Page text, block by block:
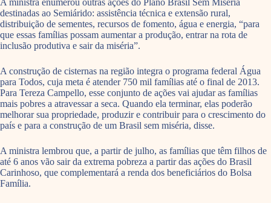
A ministra enumerou outras ações do Plano Brasil Sem Miséria
destinadas ao Semiárido: assistência técnica e extensão rural,
distribuição de sementes, recursos de fomento, água e energia, “para
que essas famílias possam aumentar a produção, entrar na rota de
inclusão produtiva e sair da miséria”.
A construção de cisternas na região integra o programa federal Água
para Todos, cuja meta é atender 750 mil famílias até o final de 2013.
Para Tereza Campello, esse conjunto de ações vai ajudar as famílias
mais pobres a atravessar a seca. Quando ela terminar, elas poderão
melhorar sua propriedade, produzir e contribuir para o crescimento do
país e para a construção de um Brasil sem miséria, disse.
A ministra lembrou que, a partir de julho, as famílias que têm filhos de
até 6 anos vão sair da extrema pobreza a partir das ações do Brasil
Carinhoso, que complementará a renda dos beneficiários do Bolsa
Família.